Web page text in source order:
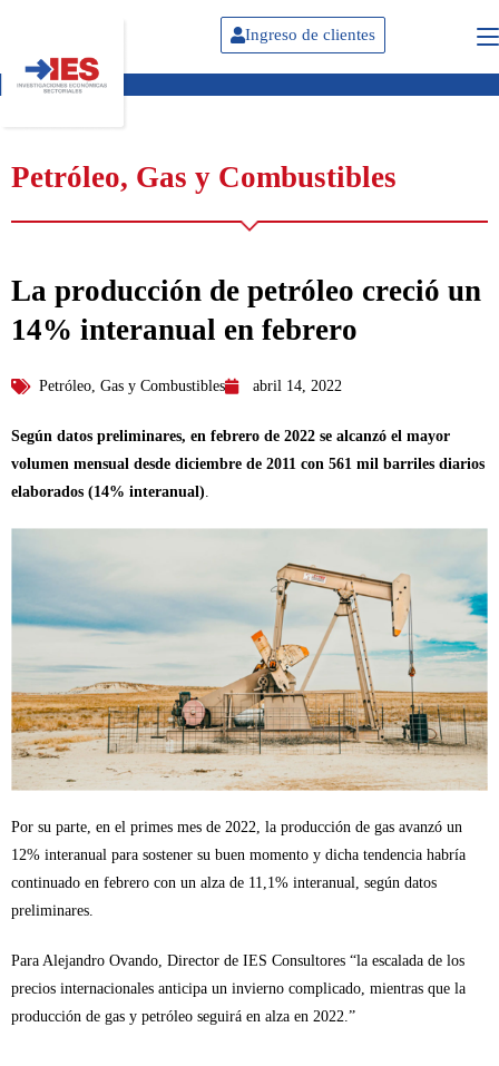
Ingreso de clientes
Petróleo, Gas y Combustibles
La producción de petróleo creció un
14% interanual en febrero
Petróleo, Gas y Combustibles abril 14, 2022
Según datos preliminares, en febrero de 2022 se alcanzó el mayor
volumen mensual desde diciembre de 2011 con 561 mil barriles diarios
elaborados (14% interanual).
Por su parte, en el primes mes de 2022, la producción de gas avanzó un
12% interanual para sostener su buen momento y dicha tendencia habría
continuado en febrero con un alza de 11,1% interanual, según datos
preliminares.
Para Alejandro Ovando, Director de IES Consultores “la escalada de los
precios internacionales anticipa un invierno complicado, mientras que la
producción de gas y petróleo seguirá en alza en 2022.”